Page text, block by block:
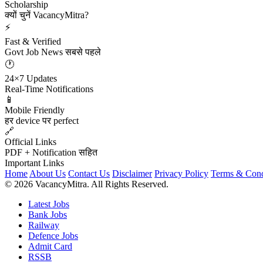
Scholarship
क्यों चुनें VacancyMitra?
⚡
Fast & Verified
Govt Job News सबसे पहले
🕐
24×7 Updates
Real-Time Notifications
📱
Mobile Friendly
हर device पर perfect
🔗
Official Links
PDF + Notification सहित
Important Links
Home About Us Contact Us Disclaimer Privacy Policy Terms &
© 2026 VacancyMitra. All Rights Reserved.
Latest Jobs
Bank Jobs
Railway
Defence Jobs
Admit Card
RSSB